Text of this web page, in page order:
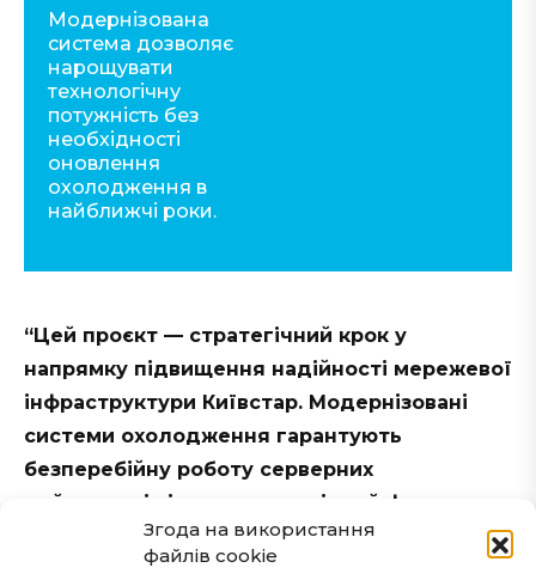
Згода на використання
файлів cookie
Модернізована
система дозволяє
нарощувати
технологічну
потужність без
необхідності
оновлення
охолодження в
найближчі роки.
“Цей проєкт — стратегічний крок у
напрямку підвищення надійності мережевої
інфраструктури Київстар. Модернізовані
системи охолодження гарантують
безперебійну роботу серверних
майданчиків і створюють міцний фундамент
для впровадження новітніх технологій.”
– Бережна Олександра, керівник відділу